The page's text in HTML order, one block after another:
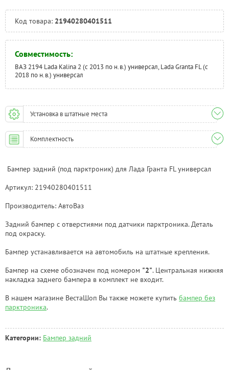
Код товара: 21940280401511
Совместимость:
ВАЗ 2194 Lada Kalina 2 (с 2013 по н.в.) универсал, Lada Granta FL (с
2018 по н.в.) универсал
Установка в штатные места
Комплектность
Бампер задний (под парктроник) для Лада Гранта FL универсал
Артикул: 21940280401511
Производитель: АвтоВаз
Задний бампер с отверстиями под датчики парктроника. Деталь
под окраску.
Бампер устанавливается на автомобиль на штатные крепления.
Бампер на схеме обозначен под номером "2". Центральная нижняя
накладка заднего бампера в комплект не входит.
В нашем магазине ВестаШоп Вы также можете купить бампер без
парктроника.
Категории: Бампер задний